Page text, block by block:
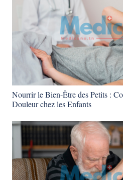
Nourrir le Bien-Être des Petits :
Douleur chez les Enfants